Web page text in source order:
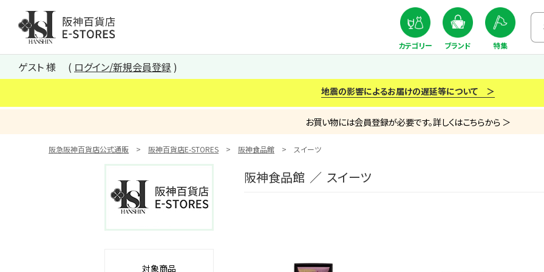
阪神百貨店E-STORES TOP
カテゴリー ブランド 特集
ゲスト 様 ログイン/新規会員登録
地震の影響によるお届けの遅延等について ＞
お買い物には会員登録が必要です。詳しくはこちらから ＞
阪急阪神百貨店公式通販 阪神百貨店E-STORES 阪神食品館 スイーツ
阪神食品館 ／ スイーツ
対象商品